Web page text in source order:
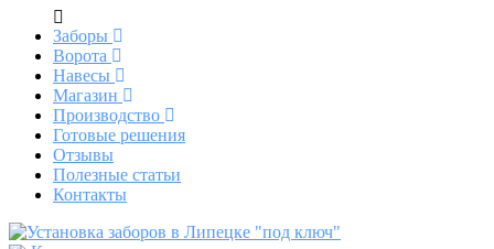
Заборы
Ворота
Навесы
Магазин
Производство
Готовые решения
Отзывы
Полезные статьи
Контакты